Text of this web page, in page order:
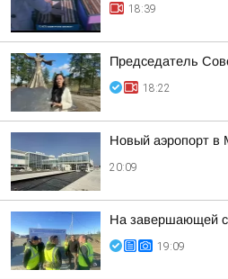
18:39
Председатель
18:22
Новый аэропорт в
20:09
На завершающей
19:09